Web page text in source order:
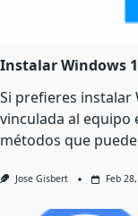
Instalar Windows
Si prefieres instalar
vinculada al equipo
métodos que
Jose Gisbert Feb